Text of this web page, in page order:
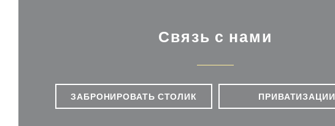
Связь с нами
ЗАБРОНИРОВАТЬ СТОЛИК ПРИВАТИЗАЦИИ